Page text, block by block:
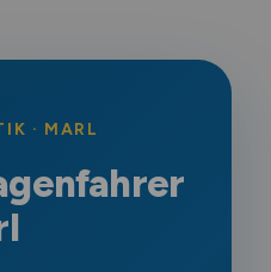
· MARL